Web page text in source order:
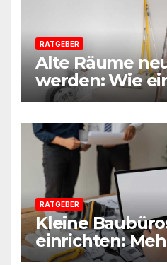
RATGEBER
Alte Räume
werden: Wie
Vorbereitung
RATGEBER
Kleine
einrichten:
smarte Möbel